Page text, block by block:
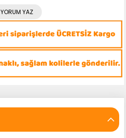
YORUM YAZ